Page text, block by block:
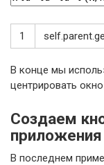
1 selfparent
В конце мы
центрировать окно
Создаем
В последнем